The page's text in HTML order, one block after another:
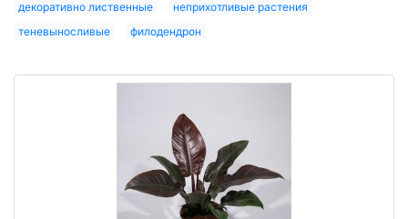
декоративно лиственные
неприхотливые растения
теневыносливые
филодендрон